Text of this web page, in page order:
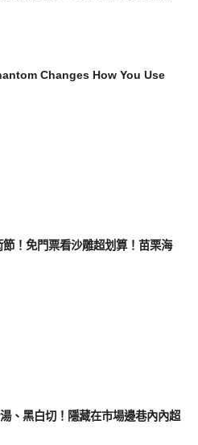
Changes How You Use
！免門票看沙雕超划算！苗栗海
、黑白切！隱藏在市場邊巷內內超